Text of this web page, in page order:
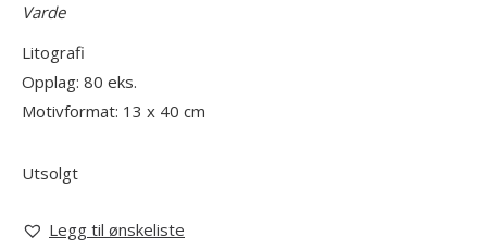
Varde
Litografi
Opplag: 80 eks.
Motivformat: 13 x 40 cm
Utsolgt
Legg til ønskeliste